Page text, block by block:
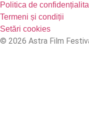
Politica de
Termeni și condiții
Setări cookies
© 2026 Astra Film